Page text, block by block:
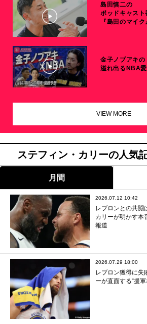
島田慎二の
ポッドキャスト
『島田のマイク
金子ノブアキの
溢れ出るNBA愛
VIEW MORE
ステフィン・カリーの人気
月間
2026.07.12 10:42
レブロンとの共
カリーが明かす本
報道
2026.07.29 18:00
レブロン獲得に失
ーが直面する“援